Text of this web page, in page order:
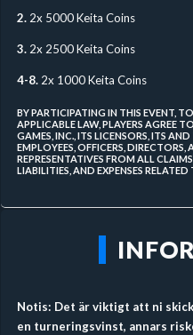
2.2x 5000 Keita Coins
3.2x 2500 Keita Coins
4-8. 2x 1000 Keita Coins
BY PARTICIPATING IN THIS EVENT,
APPLICABLE LAW, PLAYERS AGREE
GAMES, INC., ITS LICENSORS, ITS
EMPLOYEES, OFFICERS,
REPRESENTATIVES FROM ALL
LIABILITIES, AND EXPENSES RELATED
Notis: Det är viktigt att ni
en turneringsvinst, annars